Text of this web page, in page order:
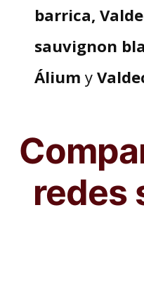
barrica,
sauvignon
Álium y
redes